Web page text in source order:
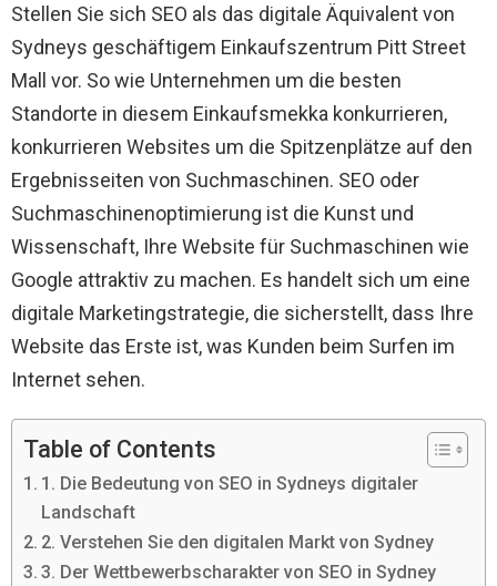
Stellen Sie sich SEO als das digitale Äquivalent von
Sydneys geschäftigem Einkaufszentrum Pitt Street
Mall vor. So wie Unternehmen um die besten
Standorte in diesem Einkaufsmekka konkurrieren,
konkurrieren Websites um die Spitzenplätze auf den
Ergebnisseiten von Suchmaschinen. SEO oder
Suchmaschinenoptimierung ist die Kunst und
Wissenschaft, Ihre Website für Suchmaschinen wie
Google attraktiv zu machen. Es handelt sich um eine
digitale Marketingstrategie, die sicherstellt, dass Ihre
Website das Erste ist, was Kunden beim Surfen im
Internet sehen.
Table of Contents
1. Die Bedeutung von SEO in Sydneys digitaler
Landschaft
2. Verstehen Sie den digitalen Markt von Sydney
3. Der Wettbewerbscharakter von SEO in Sydney